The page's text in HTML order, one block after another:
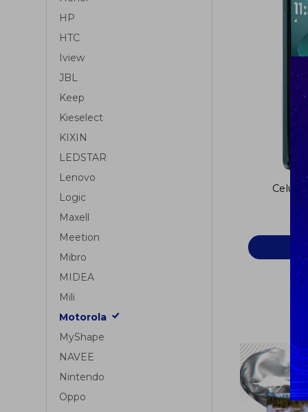
HP
HTC
Iview
JBL
Keep
Kieselect
KIXIN
LEDSTAR
Lenovo
Logic
Maxell
Meetion
Mibro
MIDEA
Mili
Motorola
MyShape
NAVEE
Nintendo
Oppo